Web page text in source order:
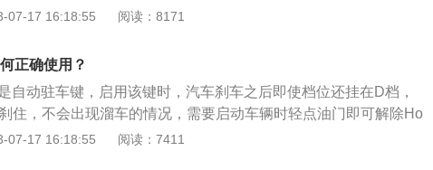
，随后向前推动灯光拨杆，远光灯开启。3开启雾灯前、后雾灯
亮起即代表自动大灯开启。旋转旋钮可切换为示宽灯，自动大灯
适应大灯按下中控左下角带有A字母的图形按键。
07-17 16:18:55 阅读：8171
正确使用？
自动驻车键，启用该键时，汽车刹车之后即使档位还挂在D档，
住，不会出现溜车的情况，需要启动车辆时轻点油门即可解除Ho
1、雷凌：雷凌是一款基于丰田MC平台专为中国消费者深度定制
07-17 16:18:55 阅读：7411